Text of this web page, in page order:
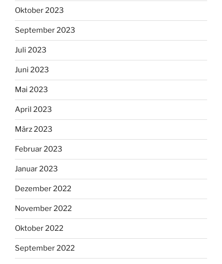
Oktober 2023
September 2023
Juli 2023
Juni 2023
Mai 2023
April 2023
März 2023
Februar 2023
Januar 2023
Dezember 2022
November 2022
Oktober 2022
September 2022